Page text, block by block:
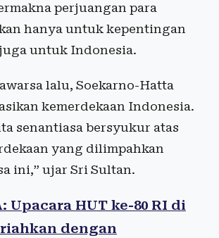
perjuangan para
hanya untuk kepentingan
untuk Indonesia.
lalu, Soekarno-Hatta
kemerdekaan Indonesia.
senantiasa bersyukur atas
yang dilimpahkan
ini,” ujar Sri Sultan.
Upacara HUT ke-80 RI di
dengan